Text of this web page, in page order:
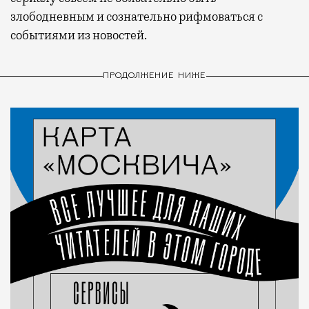
злободневным и сознательно рифмоваться с
событиями из новостей.
ПРОДОЛЖЕНИЕ НИЖЕ